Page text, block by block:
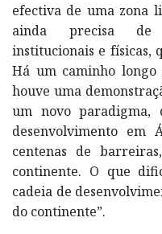
efectiva de uma zona
ainda precisa de
institucionais e físicas,
Há um caminho
houve uma
um novo paradigma,
desenvolvimento em
centenas de
continente. O que
cadeia de
do continente”.